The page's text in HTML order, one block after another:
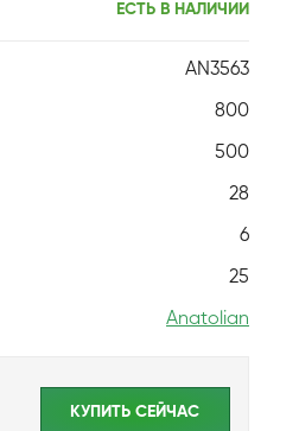
ЕСТЬ В НАЛИЧИИ
AN3563
800
500
28
6
25
Anatolian
КУПИТЬ CЕЙЧАС